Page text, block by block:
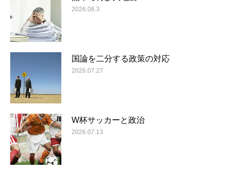
2026.08.3
国論を二分する政策の対応
2026.07.27
W杯サッカーと政治
2026.07.13